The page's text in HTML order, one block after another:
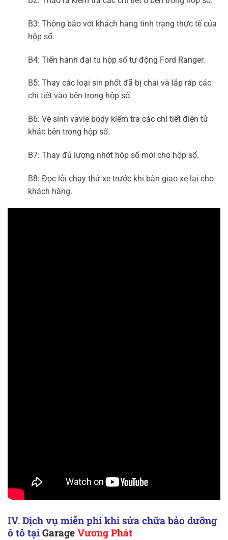
B3: Thông báo với khách hàng tình trạng thực tế của
hộp số.
B4: Tiến hành đại tu hộp số tự động Ford Ranger.
B5: Thay các loại sin phốt đã bị chai và lắp ráp các
chi tiết vào bên trong hộp số.
B6: Vệ sinh vavle body kiểm tra các chi tiết điện tử
khác bên trong hộp số.
B7: Thay đủ lượng nhớt hộp số mới cho hộp số.
B8: Đọc lỗi chạy thử xe trước khi bàn giao xe lại cho
khách hàng.
IV. Dịch vụ miễn phí khi sửa chữa bảo dưỡng
ô tô tại Garage Vương Phát